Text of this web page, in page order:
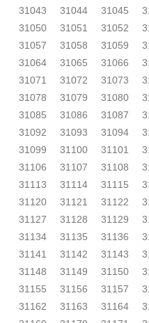
31043
31044 31045
31050
31051 31052
31057
31058 31059
31064
31065 31066
31071
31072 31073
31078
31079 31080
31085
31086 31087
31092
31093 31094
31099
31100 31101
31106
31107 31108
31113
31114 31115
31120
31121 31122
31127
31128 31129
31134
31135 31136
31141
31142 31143
31148
31149 31150
31155
31156 31157
31162
31163 31164